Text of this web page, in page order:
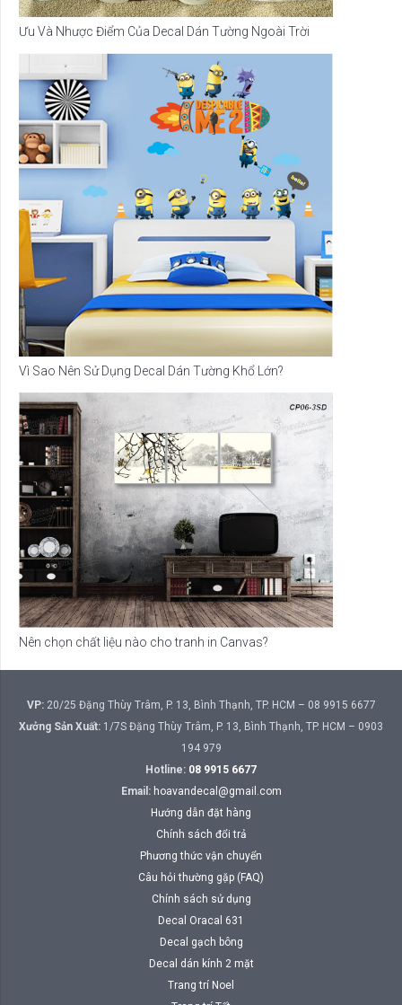
Ưu Và Nhược Điểm Của Decal Dán Tường Ngoài Trời
Vì Sao Nên Sử Dụng Decal Dán Tường Khổ Lớn?
Nên chọn chất liệu nào cho tranh in Canvas?
VP:20/25 Đặng Thùy Trâm, P. 13, Bình Thạnh, TP. HCM – 08 9915 6677
Xưởng Sản Xuất: 1/7S Đặng Thùy Trâm, P. 13, Bình Thạnh, TP. HCM – 0903
194 979
Hotline: 08 9915 6677
Email: hoavandecal@gmail.com
Hướng dẫn đặt hàng
Chính sách đổi trả
Phương thức vận chuyển
Câu hỏi thường gặp (FAQ)
Chính sách sử dụng
Decal Oracal 631
Decal gạch bông
Decal dán kính 2 mặt
Trang trí Noel